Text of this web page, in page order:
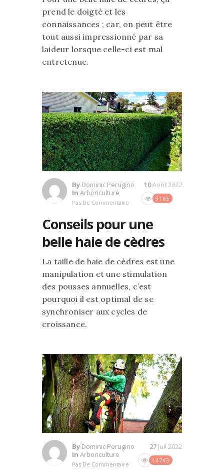
prend le doigté et les
connaissances ; car, on peut être
tout aussi impressionné par sa
laideur lorsque celle-ci est mal
entretenue.
By Dominic Perugino
In Arboriculture
Pas De Commentaire
9165
10Août 2022
Conseils pour une
belle haie de cèdres
La taille de haie de cèdres est une
manipulation et une stimulation
des pousses annuelles, c’est
pourquoi il est optimal de se
synchroniser aux cycles de
croissance.
By Dominic Perugino
In Arboriculture
Pas De Commentaire
14743
27 Juil 2022